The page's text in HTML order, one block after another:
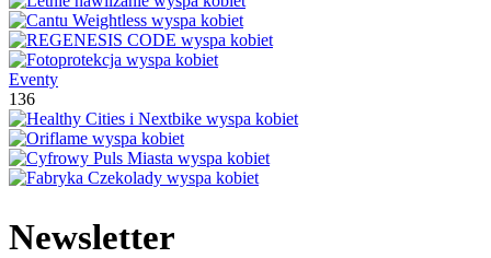
Eventy
136
Newsletter